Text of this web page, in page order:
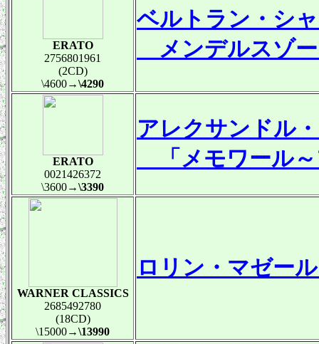
ERATO
2756801961
(2CD)
\4600→\4290
ベルトラン・シ
メンデルスゾー
ERATO
0021426372
\3600→\3390
アレクサンドル
「メモワール～
WARNER CLASSICS
2685492780
(18CD)
\15000→\13990
ロリン・マゼー